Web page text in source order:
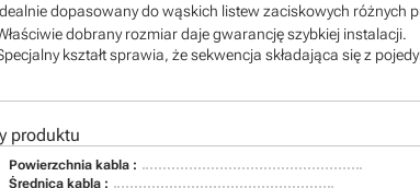
dopasowany do wąskich listew zaciskowych różnych
dobrany rozmiar daje gwarancję szybkiej instalacji.
kształt sprawia, że sekwencja składająca się z
produktu
Powierzchnia kabla :
Średnica kabla :